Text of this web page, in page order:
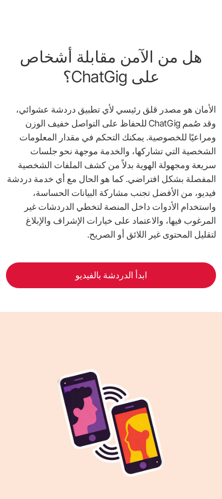
هل من الآمن مقابلة أشخاص
على ChatGig؟
الأمان هو مصدر قلق رئيسي لأي تطبيق دردشة عشوائي،
وقد صُمم ChatGig للحفاظ على التواصل خفيف الوزن
ومراعيًا للخصوصية. يمكنك التحكم في مقدار المعلومات
الشخصية التي تشاركها، والخدمة موجهة نحو جلسات
سريعة ومجهولة الهوية بدلاً من كشف الملفات الشخصية
المفصلة بشكل افتراضي. كما هو الحال مع أي خدمة دردشة
فيديو، من الأفضل تجنب مشاركة البيانات الحساسة،
واستخدام الأدوات داخل المنصة لتخطي الدردشات غير
المرغوب فيها، والاعتماد على خيارات الإشراف والإبلاغ
لتقليل المحتوى غير اللائق أو الصريح.
ابدأ الدردشة بالفيديو